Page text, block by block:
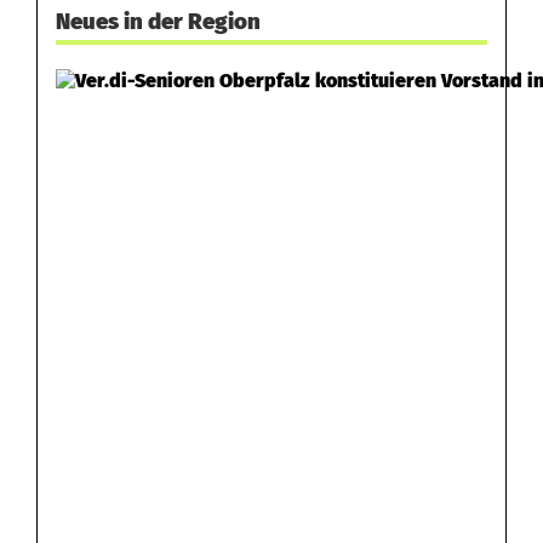
Neues in der Region